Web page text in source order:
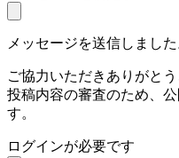
メッセージを送信しました
ご協力いただきありがとう
投稿内容の審査のため、
す。
ログインが必要です